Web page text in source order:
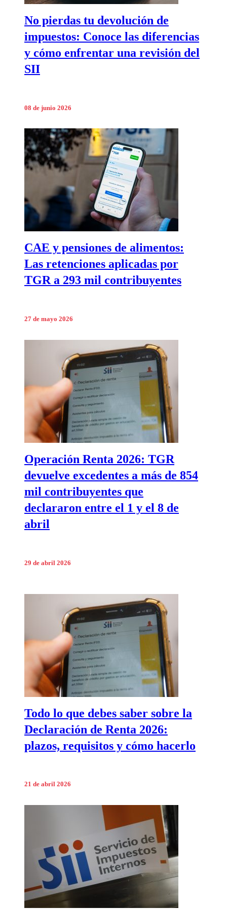
No pierdas tu devolución de
impuestos: Conoce las diferencias
y cómo enfrentar una revisión del
SII
08 de junio 2026
CAE y pensiones de alimentos:
Las retenciones aplicadas por
TGR a 293 mil contribuyentes
27 de mayo 2026
Operación Renta 2026: TGR
devuelve excedentes a más de 854
mil contribuyentes que
declararon entre el 1 y el 8 de
abril
29 de abril 2026
Todo lo que debes saber sobre la
Declaración de Renta 2026:
plazos, requisitos y cómo hacerlo
21 de abril 2026